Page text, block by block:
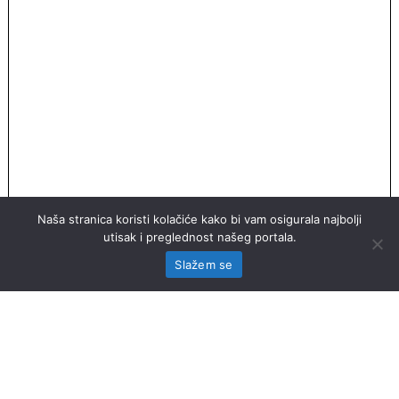
Naša stranica koristi kolačiće kako bi vam osigurala najbolji
utisak i preglednost našeg portala.
Slažem se